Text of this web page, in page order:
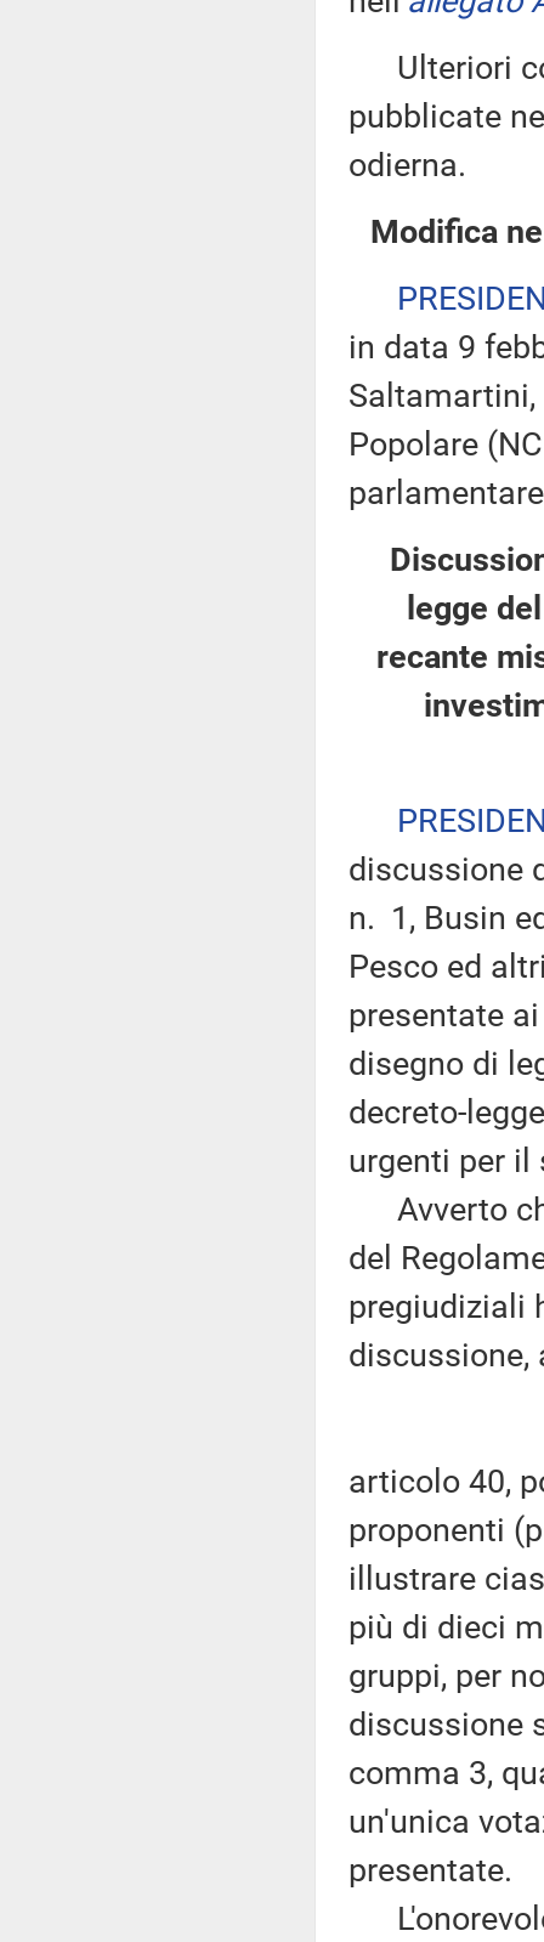
Ulteriori
pubblicate
odierna.
Modifica
in data 9
Popolare
legge
recante
discussione
n. 1, Busin
Pesco ed
presentate
disegno di
decreto-
urgenti per
Avverto
del
pregiudiziali
discussione,
articolo 40,
proponenti
illustrare
più di dieci
gruppi, per
discussione
comma 3,
un'unica
presentate.